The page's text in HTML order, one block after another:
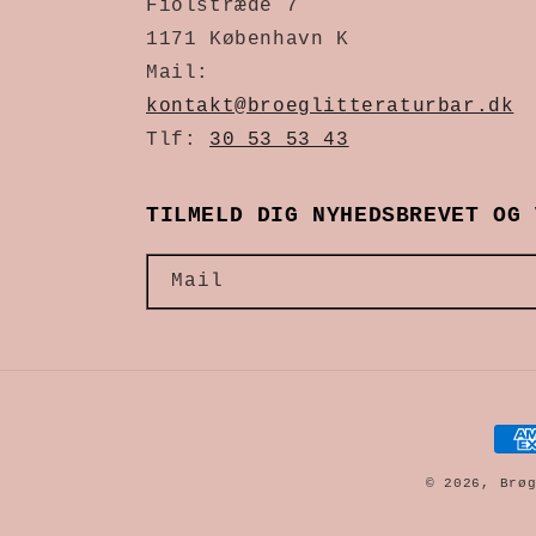
Fiolstræde 7
1171 København K
Mail:
kontakt@broeglitteraturbar.dk
Tlf: 30 53 53 43
TILMELD DIG NYHEDSBREVET
Mail
© 2026,